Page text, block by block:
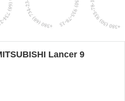
Lancer 9